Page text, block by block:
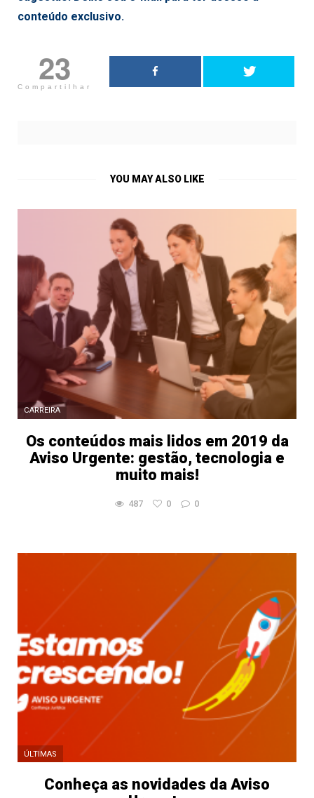
conteúdo exclusivo.
23
Compartilhar
YOU MAY ALSO LIKE
CARREIRA
Os conteúdos mais lidos em 2019 da
Aviso Urgente: gestão, tecnologia e
muito mais!
487 0 0
ÚLTIMAS
Conheça as novidades da Aviso